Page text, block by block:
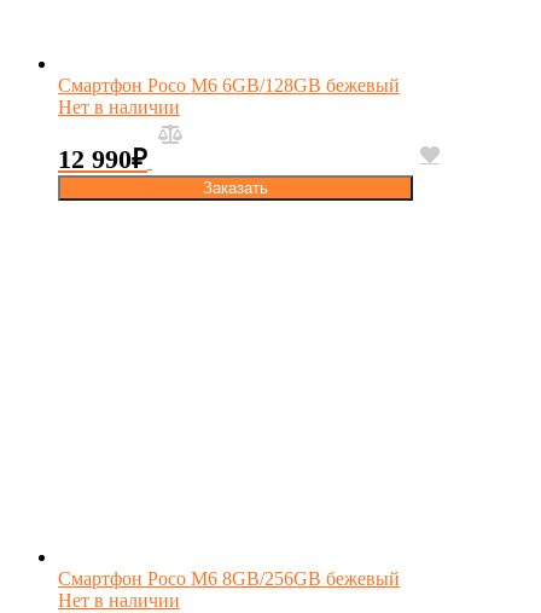
Смартфон Poco M6 6GB/128GB бежевый
Нет в наличии
12 990₽
Заказать
Смартфон Poco M6 8GB/256GB бежевый
Нет в наличии